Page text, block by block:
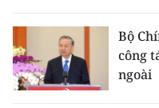
Bộ
công
ngoài